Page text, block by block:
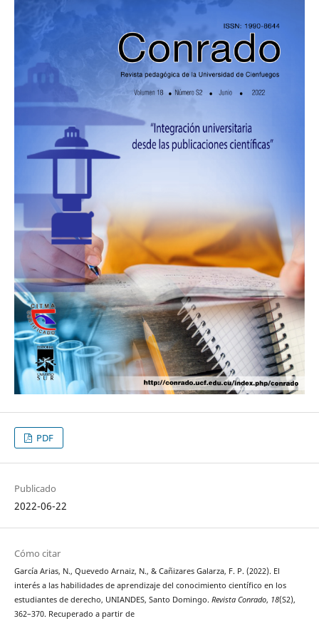
PDF
Publicado
2022-06-22
Cómo citar
García Arias, N., Quevedo Arnaiz, N., & Cañizares Galarza, F. P. (2022). El
interés a las habilidades de aprendizaje del conocimiento científico en los
estudiantes de derecho, UNIANDES, Santo Domingo. Revista Conrado, 18(S2),
362–370. Recuperado a partir de